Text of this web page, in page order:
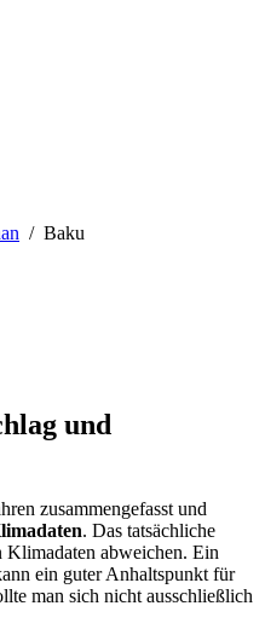
/ Baku
und
zusammengefasst und
. Das tatsächliche
Klimadaten abweichen. Ein
ein guter Anhaltspunkt für
man sich nicht ausschließlich